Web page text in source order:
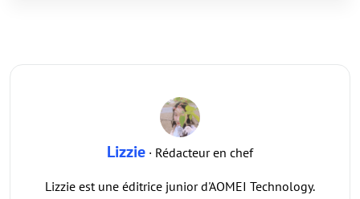
Lizzie · Rédacteur en chef
Lizzie est une éditrice junior d'AOMEI Technology.